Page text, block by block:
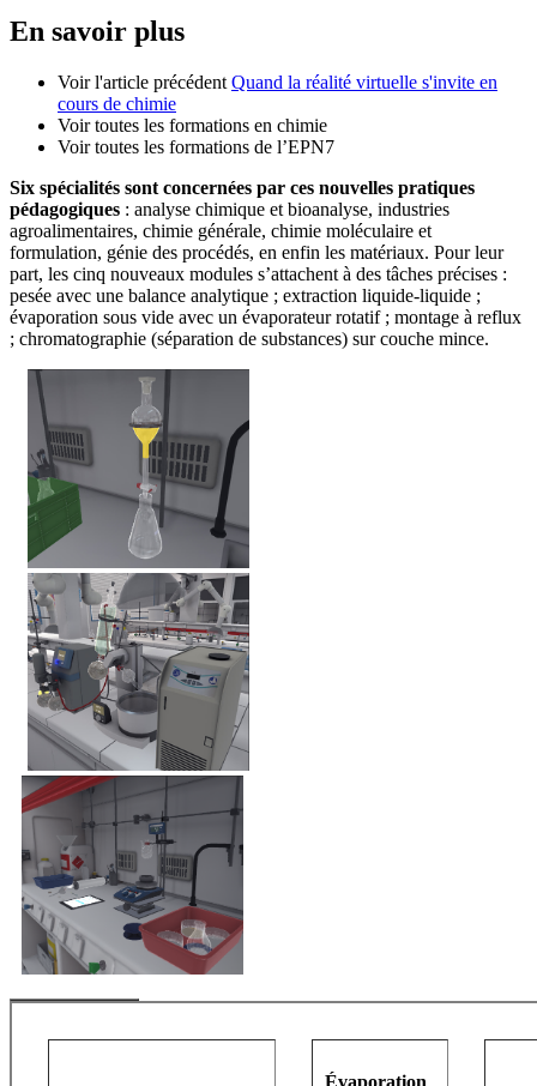
En savoir plus
Voir l'article précédent Quand la réalité virtuelle s'invite en
cours de chimie
Voir toutes les formations en chimie
Voir toutes les formations de l’EPN7
Six spécialités sont concernées par ces nouvelles pratiques
pédagogiques : analyse chimique et bioanalyse, industries
agroalimentaires, chimie générale, chimie moléculaire et
formulation, génie des procédés, en enfin les matériaux. Pour leur
part, les cinq nouveaux modules s’attachent à des tâches précises :
pesée avec une balance analytique ; extraction liquide-liquide ;
évaporation sous vide avec un évaporateur rotatif ; montage à reflux
; chromatographie (séparation de substances) sur couche mince.
Évaporation